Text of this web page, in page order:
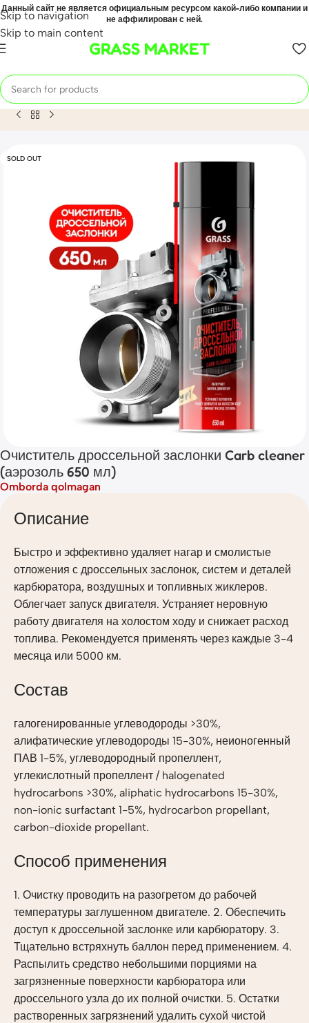
Skip to navigation
Skip to main content
Данный сайт не является официальным ресурсом какой-либо компании и
не аффилирован с ней.
GRASS MARKET
Home Mahsulot Очиститель дроссельной заслонки Carb
SOLD OUT
Очиститель дроссельной заслонки Carb cleaner
(аэрозоль 650 мл)
Omborda qolmagan
Описание
Быстро и эффективно удаляет нагар и смолистые
отложения с дроссельных заслонок, систем и деталей
карбюратора, воздушных и топливных жиклеров.
Облегчает запуск двигателя. Устраняет неровную
работу двигателя на холостом ходу и снижает расход
топлива. Рекомендуется применять через каждые 3-4
месяца или 5000 км.
Состав
галогенированные углеводороды >30%,
алифатические углеводороды 15-30%, неионогенный
ПАВ 1-5%, углеводородный пропеллент,
углекислотный пропеллент / halogenated
hydrocarbons >30%, aliphatic hydrocarbons 15-30%,
non-ionic surfactant 1-5%, hydrocarbon propellant,
carbon-dioxide propellant.
Способ применения
1. Очистку проводить на разогретом до рабочей
температуры заглушенном двигателе. 2. Обеспечить
доступ к дроссельной заслонке или карбюратору. 3.
Тщательно встряхнуть баллон перед применением. 4.
Распылить средство небольшими порциями на
загрязненные поверхности карбюратора или
дроссельного узла до их полной очистки. 5. Остатки
растворенных загрязнений удалить сухой чистой